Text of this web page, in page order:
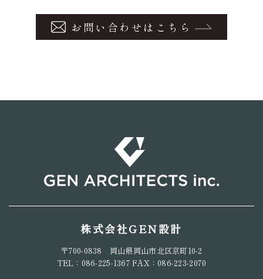
お問い合わせはこちら
株式会社GEN設計
〒700-0838 岡山県岡山市北区京町10-2
TEL：086-225-1367 FAX：086-223-2070